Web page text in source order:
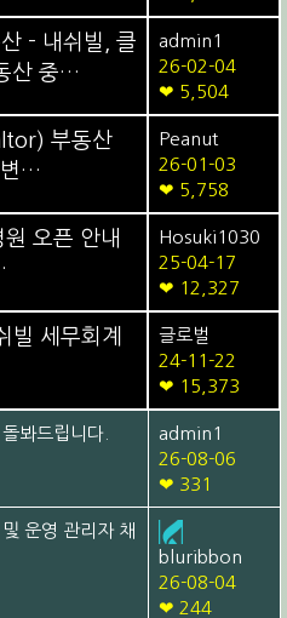
- 내쉬빌, 클
산 중…
admin1
26-02-04
❤ 5,504
부동산
변…
Peanut
26-01-03
❤ 5,758
오픈 안내
Hosuki1030
25-04-17
❤ 12,327
빌 세무회계
글로벌
24-11-22
❤ 15,373
봐드립니다.
admin1
26-08-06
❤ 331
운영 관리자 채
bluribbon
26-08-04
❤ 244